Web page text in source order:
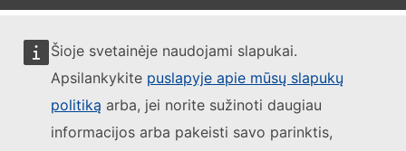
Šioje svetainėje naudojami slapukai.
Apsilankykite puslapyje apie mūsų slapukų
politiką arba, jei norite sužinoti daugiau
informacijos arba pakeisti savo parinktis,